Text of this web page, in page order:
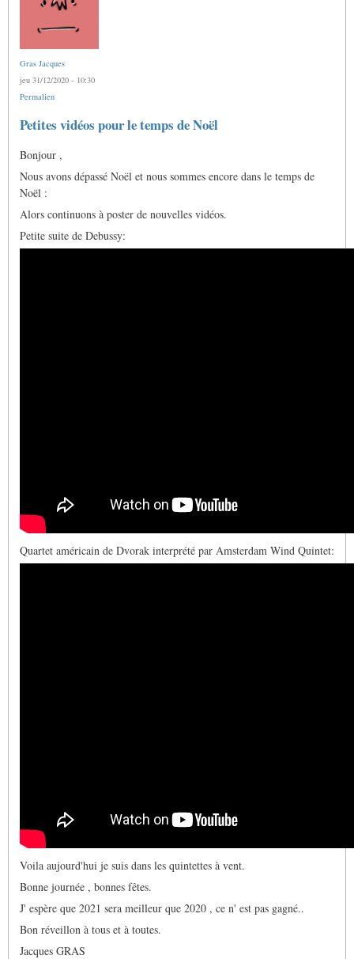
Gras Jacques
jeu 31/12/2020 - 10:30
Permalien
Petites vidéos pour le temps de Noël
Bonjour ,
Nous avons dépassé Noël et nous sommes encore dans le temps de
Noël :
Alors continuons à poster de nouvelles vidéos.
Petite suite de Debussy:
Quartet américain de Dvorak interprété par Amsterdam Wind Quintet:
Voila aujourd'hui je suis dans les quintettes à vent.
Bonne journée , bonnes fêtes.
J' espère que 2021 sera meilleur que 2020 , ce n' est pas gagné..
Bon réveillon à tous et à toutes.
Jacques GRAS